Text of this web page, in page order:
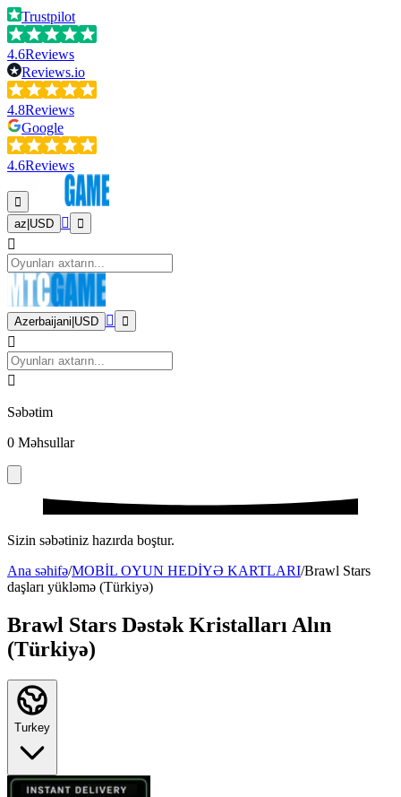
Trustpilot
4.6Reviews
Reviews.io
4.8Reviews
Google
4.6Reviews
az USD
Azerbaijani USD
Səbətim
0 Məhsullar
Sizin səbətiniz hazırda boştur.
Ana səhifə/MOBİL OYUN HEDİYƏ KARTLARI/Brawl Stars
daşları yükləmə (Türkiyə)
Brawl Stars Dəstək Kristalları Alın
(Türkiyə)
Turkey